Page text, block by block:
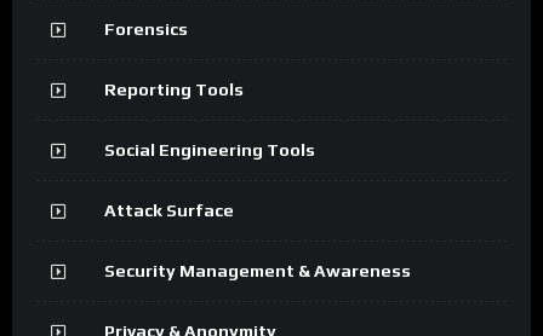
Forensics
Reporting Tools
Social Engineering Tools
Attack Surface
Security Management & Awareness
Privacy & Anonymity